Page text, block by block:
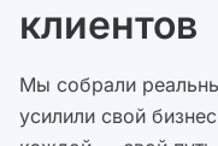
клиентов
Мы собрали
усилили свой